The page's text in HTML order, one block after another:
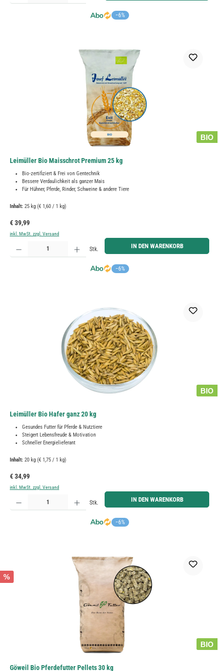
−6%
BIO
Leimüller Bio Maisschrot Premium 25 kg
Bio-zertifiziert & Frei von Gentechnik
Bessere Verdaulichkeit als ganzer Mais
Für Hühner, Pferde, Rinder, Schweine & andere Tiere
Inhalt: 25 kg (€ 1,60 / 1 kg)
Regulärer Preis:
€ 39,99
inkl. MwSt. zzgl. Versand
−6%
Produkt Anzahl: Gib den gewünschten Wert ein oder benutze die Schaltflächen um die Anzahl zu
Stk. IN DEN WARENKORB
BIO
Leimüller Bio Hafer ganz 20 kg
Gesundes Futter für Pferde & Nutztiere
Steigert Lebensfreude & Motivation
Schneller Energielieferant
Inhalt: 20 kg (€ 1,75 / 1 kg)
Regulärer Preis:
€ 34,99
inkl. MwSt. zzgl. Versand
−6%
Produkt Anzahl: Gib den gewünschten Wert ein oder benutze die Schaltflächen um die Anzahl zu
Stk. IN DEN WARENKORB
%
BIO
Göweil Bio Pferdefutter Pellets 30 kg